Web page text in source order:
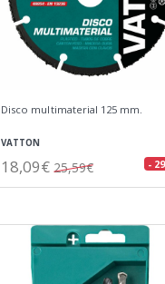
Disco multimaterial 125 mm.
VATTON
18,09€ 25,59€ -